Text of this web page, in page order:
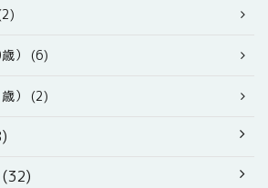
） (6)
） (2)
(32)